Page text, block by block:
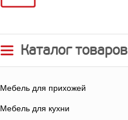
Каталог товаров
Мебель для прихожей
Мебель для кухни